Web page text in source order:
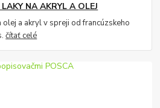
NA AKRYL A OLEJ
a akryl v spreji od francúzskeho
čítať celé